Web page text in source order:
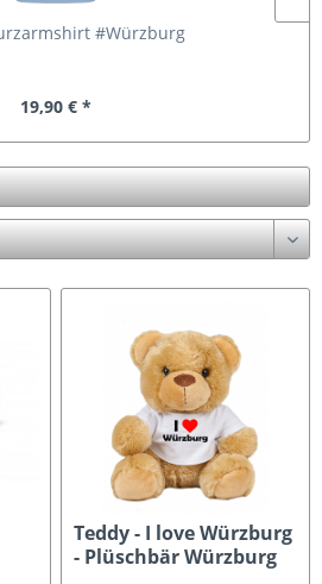
#Würzburg
19,90 € *
Teddy - I love Würzburg
- Plüschbär Würzburg